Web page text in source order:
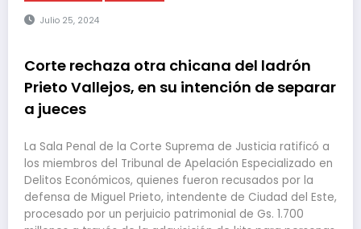
Julio 25, 2024
Corte rechaza otra chicana del ladrón
Prieto Vallejos, en su intención de separar
a jueces
La Sala Penal de la Corte Suprema de Justicia ratificó a
los miembros del Tribunal de Apelación Especializado en
Delitos Económicos, quienes fueron recusados por la
defensa de Miguel Prieto, intendente de Ciudad del Este,
procesado por un perjuicio patrimonial de Gs. 1.700